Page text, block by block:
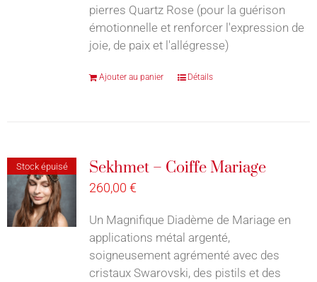
pierres Quartz Rose (pour la guérison
émotionnelle et renforcer l'expression de
joie, de paix et l'allégresse)
Ajouter au panier Détails
Stock épuisé Sekhmet – Coiffe Mariage
260,00 €
Un Magnifique Diadème de Mariage en
applications métal argenté,
soigneusement agrémenté avec des
cristaux Swarovski, des pistils et des